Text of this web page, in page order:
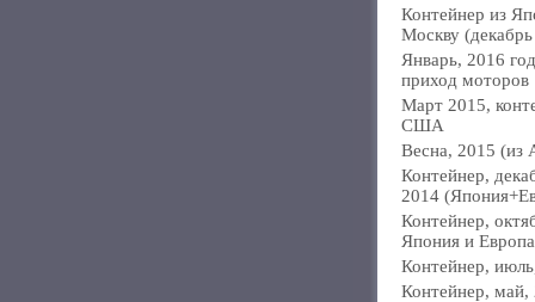
Контейнер из
Москву
Январь, 2016
приход моторов
Март 2015,
США
Весна, 2015 (из
Контейнер,
2014
Контейнер,
Япония и
Контейнер,
Контейнер, май,